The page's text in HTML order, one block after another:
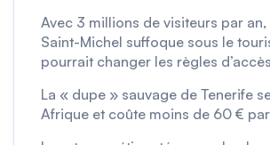
Avec 3 millions de visiteurs par
Saint-Michel suffoque sous le
pourrait changer les règles
La « dupe » sauvage de Tenerife
Afrique et coûte moins de 60 €